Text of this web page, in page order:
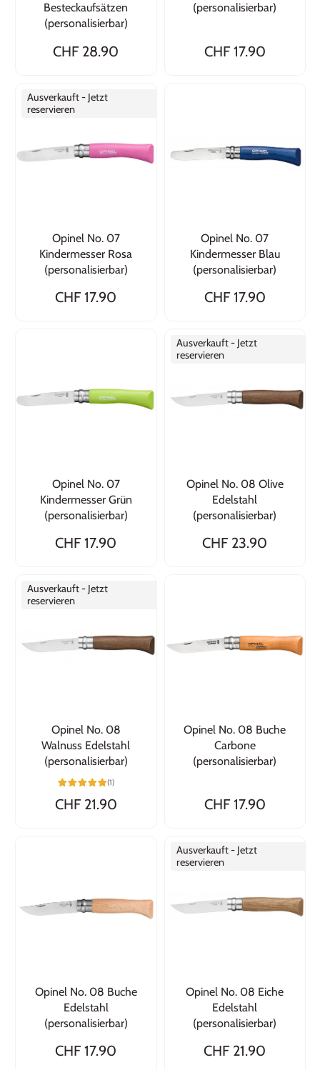
Besteckaufsätzen
(personalisierbar)
CHF 28.90
(personalisierbar)
CHF 17.90
Ausverkauft - Jetzt
reservieren
Opinel No. 07
Kindermesser Rosa
(personalisierbar)
CHF 17.90
Opinel No. 07
Kindermesser Blau
(personalisierbar)
CHF 17.90
Opinel No. 07
Kindermesser Grün
(personalisierbar)
CHF 17.90
Ausverkauft - Jetzt
reservieren
Opinel No. 08 Olive
Edelstahl
(personalisierbar)
CHF 23.90
Ausverkauft - Jetzt
reservieren
Opinel No. 08
Walnuss Edelstahl
(personalisierbar)
(1)
CHF 21.90
Opinel No. 08 Buche
Carbone
(personalisierbar)
CHF 17.90
Opinel No. 08 Buche
Edelstahl
(personalisierbar)
CHF 17.90
Ausverkauft - Jetzt
reservieren
Opinel No. 08 Eiche
Edelstahl
(personalisierbar)
CHF 21.90